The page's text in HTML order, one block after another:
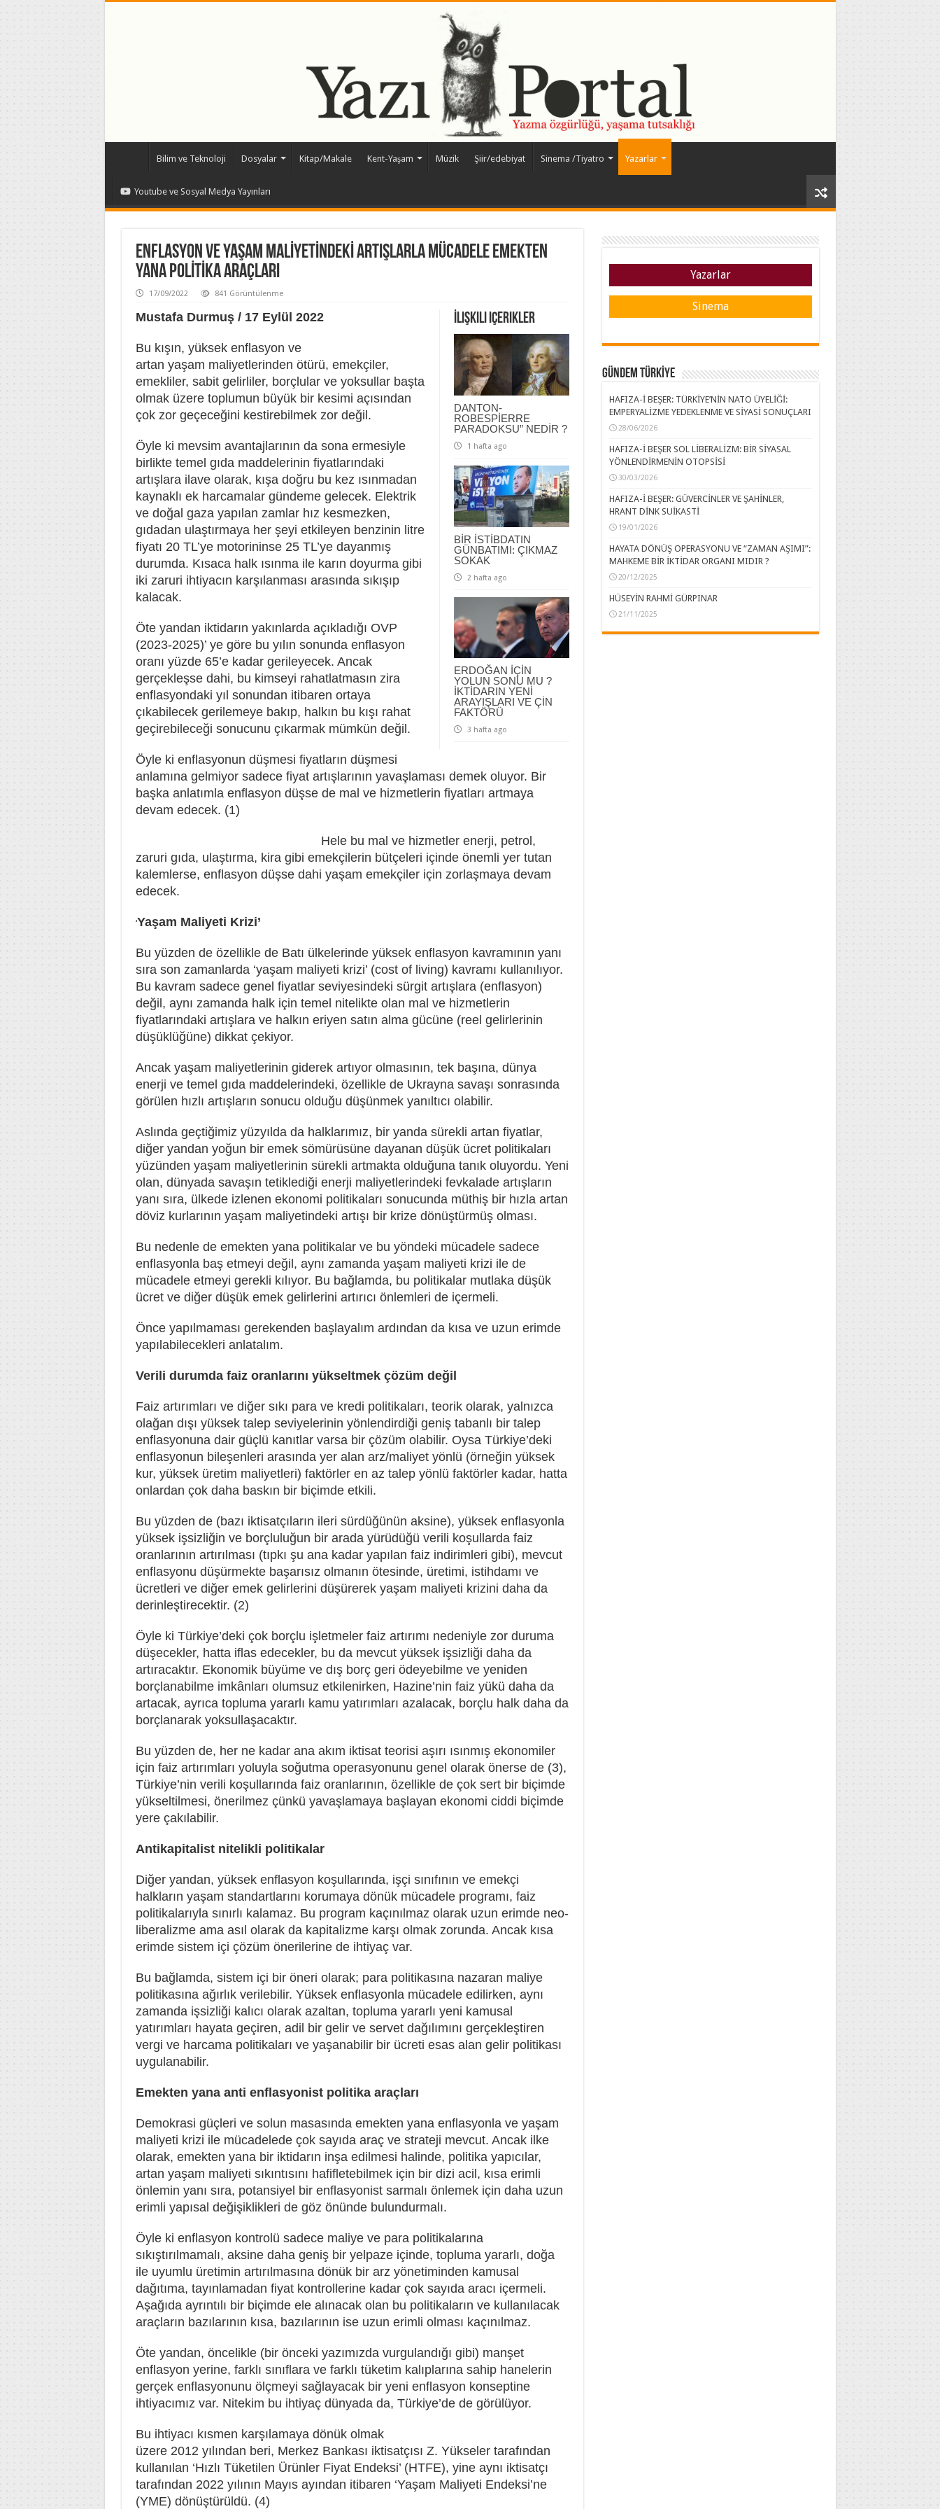
Bilim ve Teknoloji Dosyalar Kitap/Makale Kent-Yaşam Müzik Şiir/edebiyat Sinema /Tiyatro Yazarlar
Youtube ve Sosyal Medya Yayınları
ENFLASYON VE YAŞAM MALİYETİNDEKİ ARTIŞLARLA MÜCADELE EMEKTEN
YANA POLİTİKA ARAÇLARI
17/09/2022 841 Görüntülenme
İlişkili içerikler
DANTON-
ROBESPİERRE
PARADOKSU” NEDİR ?
1 hafta ago
BİR İSTİBDATIN
GÜNBATIMI: ÇIKMAZ
SOKAK
2 hafta ago
ERDOĞAN İÇİN
YOLUN SONU MU ?
İKTİDARIN YENİ
ARAYIŞLARI VE ÇİN
FAKTÖRÜ
3 hafta ago
Mustafa Durmuş / 17 Eylül 2022
Bu kışın, yüksek enflasyon ve
artan yaşam maliyetlerinden ötürü, emekçiler,
emekliler, sabit gelirliler, borçlular ve yoksullar başta
olmak üzere toplumun büyük bir kesimi açısından
çok zor geçeceğini kestirebilmek zor değil.
Öyle ki mevsim avantajlarının da sona ermesiyle
birlikte temel gıda maddelerinin fiyatlarındaki
artışlara ilave olarak, kışa doğru bu kez ısınmadan
kaynaklı ek harcamalar gündeme gelecek. Elektrik
ve doğal gaza yapılan zamlar hız kesmezken,
gıdadan ulaştırmaya her şeyi etkileyen benzinin litre
fiyatı 20 TL’ye motorininse 25 TL’ye dayanmış
durumda. Kısaca halk ısınma ile karın doyurma gibi
iki zaruri ihtiyacın karşılanması arasında sıkışıp
kalacak.
Öte yandan iktidarın yakınlarda açıkladığı OVP
(2023-2025)’ ye göre bu yılın sonunda enflasyon
oranı yüzde 65’e kadar gerileyecek. Ancak
gerçekleşse dahi, bu kimseyi rahatlatmasın zira
enflasyondaki yıl sonundan itibaren ortaya
çıkabilecek gerilemeye bakıp, halkın bu kışı rahat
geçirebileceği sonucunu çıkarmak mümkün değil.
Öyle ki enflasyonun düşmesi fiyatların düşmesi
anlamına gelmiyor sadece fiyat artışlarının yavaşlaması demek oluyor. Bir
başka anlatımla enflasyon düşse de mal ve hizmetlerin fiyatları artmaya
devam edecek. (1)
Hele bu mal ve hizmetler enerji, petrol,
zaruri gıda, ulaştırma, kira gibi emekçilerin bütçeleri içinde önemli yer tutan
kalemlerse, enflasyon düşse dahi yaşam emekçiler için zorlaşmaya devam
edecek.
‘Yaşam Maliyeti Krizi’
Bu yüzden de özellikle de Batı ülkelerinde yüksek enflasyon kavramının yanı
sıra son zamanlarda ‘yaşam maliyeti krizi’ (cost of living) kavramı kullanılıyor.
Bu kavram sadece genel fiyatlar seviyesindeki sürgit artışlara (enflasyon)
değil, aynı zamanda halk için temel nitelikte olan mal ve hizmetlerin
fiyatlarındaki artışlara ve halkın eriyen satın alma gücüne (reel gelirlerinin
düşüklüğüne) dikkat çekiyor.
Ancak yaşam maliyetlerinin giderek artıyor olmasının, tek başına, dünya
enerji ve temel gıda maddelerindeki, özellikle de Ukrayna savaşı sonrasında
görülen hızlı artışların sonucu olduğu düşünmek yanıltıcı olabilir.
Aslında geçtiğimiz yüzyılda da halklarımız, bir yanda sürekli artan fiyatlar,
diğer yandan yoğun bir emek sömürüsüne dayanan düşük ücret politikaları
yüzünden yaşam maliyetlerinin sürekli artmakta olduğuna tanık oluyordu. Yeni
olan, dünyada savaşın tetiklediği enerji maliyetlerindeki fevkalade artışların
yanı sıra, ülkede izlenen ekonomi politikaları sonucunda müthiş bir hızla artan
döviz kurlarının yaşam maliyetindeki artışı bir krize dönüştürmüş olması.
Bu nedenle de emekten yana politikalar ve bu yöndeki mücadele sadece
enflasyonla baş etmeyi değil, aynı zamanda yaşam maliyeti krizi ile de
mücadele etmeyi gerekli kılıyor. Bu bağlamda, bu politikalar mutlaka düşük
ücret ve diğer düşük emek gelirlerini artırıcı önlemleri de içermeli.
Önce yapılmaması gerekenden başlayalım ardından da kısa ve uzun erimde
yapılabilecekleri anlatalım.
Verili durumda faiz oranlarını yükseltmek çözüm değil
Faiz artırımları ve diğer sıkı para ve kredi politikaları, teorik olarak, yalnızca
olağan dışı yüksek talep seviyelerinin yönlendirdiği geniş tabanlı bir talep
enflasyonuna dair güçlü kanıtlar varsa bir çözüm olabilir. Oysa Türkiye’deki
enflasyonun bileşenleri arasında yer alan arz/maliyet yönlü (örneğin yüksek
kur, yüksek üretim maliyetleri) faktörler en az talep yönlü faktörler kadar, hatta
onlardan çok daha baskın bir biçimde etkili.
Bu yüzden de (bazı iktisatçıların ileri sürdüğünün aksine), yüksek enflasyonla
yüksek işsizliğin ve borçluluğun bir arada yürüdüğü verili koşullarda faiz
oranlarının artırılması (tıpkı şu ana kadar yapılan faiz indirimleri gibi), mevcut
enflasyonu düşürmekte başarısız olmanın ötesinde, üretimi, istihdamı ve
ücretleri ve diğer emek gelirlerini düşürerek yaşam maliyeti krizini daha da
derinleştirecektir. (2)
Öyle ki Türkiye’deki çok borçlu işletmeler faiz artırımı nedeniyle zor duruma
düşecekler, hatta iflas edecekler, bu da mevcut yüksek işsizliği daha da
artıracaktır. Ekonomik büyüme ve dış borç geri ödeyebilme ve yeniden
borçlanabilme imkânları olumsuz etkilenirken, Hazine’nin faiz yükü daha da
artacak, ayrıca topluma yararlı kamu yatırımları azalacak, borçlu halk daha da
borçlanarak yoksullaşacaktır.
Bu yüzden de, her ne kadar ana akım iktisat teorisi aşırı ısınmış ekonomiler
için faiz artırımları yoluyla soğutma operasyonunu genel olarak önerse de (3),
Türkiye’nin verili koşullarında faiz oranlarının, özellikle de çok sert bir biçimde
yükseltilmesi, önerilmez çünkü yavaşlamaya başlayan ekonomi ciddi biçimde
yere çakılabilir.
Antikapitalist nitelikli politikalar
Diğer yandan, yüksek enflasyon koşullarında, işçi sınıfının ve emekçi
halkların yaşam standartlarını korumaya dönük mücadele programı, faiz
politikalarıyla sınırlı kalamaz. Bu program kaçınılmaz olarak uzun erimde neo-
liberalizme ama asıl olarak da kapitalizme karşı olmak zorunda. Ancak kısa
erimde sistem içi çözüm önerilerine de ihtiyaç var.
Bu bağlamda, sistem içi bir öneri olarak; para politikasına nazaran maliye
politikasına ağırlık verilebilir. Yüksek enflasyonla mücadele edilirken, aynı
zamanda işsizliği kalıcı olarak azaltan, topluma yararlı yeni kamusal
yatırımları hayata geçiren, adil bir gelir ve servet dağılımını gerçekleştiren
vergi ve harcama politikaları ve yaşanabilir bir ücreti esas alan gelir politikası
uygulanabilir.
Emekten yana anti enflasyonist politika araçları
Demokrasi güçleri ve solun masasında emekten yana enflasyonla ve yaşam
maliyeti krizi ile mücadelede çok sayıda araç ve strateji mevcut. Ancak ilke
olarak, emekten yana bir iktidarın inşa edilmesi halinde, politika yapıcılar,
artan yaşam maliyeti sıkıntısını hafifletebilmek için bir dizi acil, kısa erimli
önlemin yanı sıra, potansiyel bir enflasyonist sarmalı önlemek için daha uzun
erimli yapısal değişiklikleri de göz önünde bulundurmalı.
Öyle ki enflasyon kontrolü sadece maliye ve para politikalarına
sıkıştırılmamalı, aksine daha geniş bir yelpaze içinde, topluma yararlı, doğa
ile uyumlu üretimin artırılmasına dönük bir arz yönetiminden kamusal
dağıtıma, tayınlamadan fiyat kontrollerine kadar çok sayıda aracı içermeli.
Aşağıda ayrıntılı bir biçimde ele alınacak olan bu politikaların ve kullanılacak
araçların bazılarının kısa, bazılarının ise uzun erimli olması kaçınılmaz.
Öte yandan, öncelikle (bir önceki yazımızda vurgulandığı gibi) manşet
enflasyon yerine, farklı sınıflara ve farklı tüketim kalıplarına sahip hanelerin
gerçek enflasyonunu ölçmeyi sağlayacak bir yeni enflasyon konseptine
ihtiyacımız var. Nitekim bu ihtiyaç dünyada da, Türkiye’de de görülüyor.
Bu ihtiyacı kısmen karşılamaya dönük olmak
üzere 2012 yılından beri, Merkez Bankası iktisatçısı Z. Yükseler tarafından
kullanılan ‘Hızlı Tüketilen Ürünler Fiyat Endeksi’ (HTFE), yine aynı iktisatçı
tarafından 2022 yılının Mayıs ayından itibaren ‘Yaşam Maliyeti Endeksi’ne
(YME) dönüştürüldü. (4)
Yazarlar
Sinema
GÜNDEM TÜRKİYE
HAFIZA-İ BEŞER: TÜRKİYE’NİN NATO ÜYELİĞİ:
EMPERYALİZME YEDEKLENME VE SİYASİ SONUÇLARI
28/06/2026
HAFIZA-İ BEŞER SOL LİBERALİZM: BİR SİYASAL
YÖNLENDİRMENİN OTOPSİSİ
30/03/2026
HAFIZA-İ BEŞER: GÜVERCİNLER VE ŞAHİNLER,
HRANT DİNK SUİKASTİ
19/01/2026
HAYATA DÖNÜŞ OPERASYONU VE “ZAMAN AŞIMI”:
MAHKEME BİR İKTİDAR ORGANI MIDIR ?
20/12/2025
HÜSEYİN RAHMİ GÜRPINAR
21/11/2025